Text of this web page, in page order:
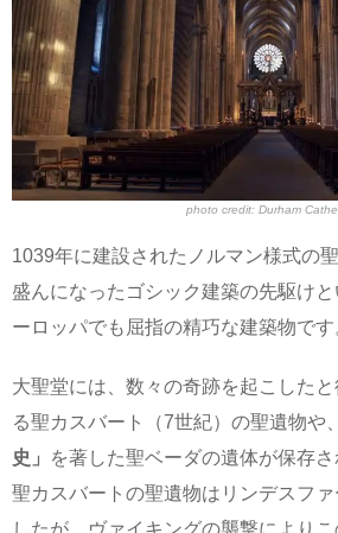
photo credit: Durham
1039年に建設されたノルマン様式の
盛んになったゴシック建築の先駆け
ーロッパでも屈指の精巧な建築物です
大聖堂には、数々の奇跡を起こした
る聖カスバート（7世紀）の聖遺物や、
史」
を著した聖ベーダの遺体が保存さ
聖カスバートの聖遺物はリンデスフ
したが、ヴァイキングの襲撃により